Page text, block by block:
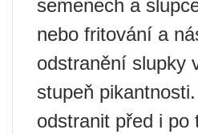
semenech a
nebo fritování a
odstranění slupky
stupeň
odstranit před i po